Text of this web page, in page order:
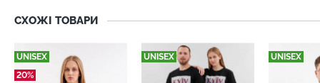
СХОЖІ ТОВАРИ
UNISEX
20%
UNISEX UNISEX